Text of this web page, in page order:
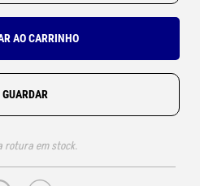
AO CARRINHO
GUARDAR
rotura em stock.